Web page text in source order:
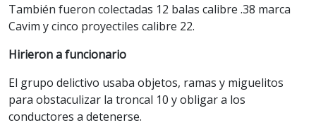
También fueron colectadas 12 balas calibre .38 marca
Cavim y cinco proyectiles calibre 22.
Hirieron a funcionario
El grupo delictivo usaba objetos, ramas y miguelitos
para obstaculizar la troncal 10 y obligar a los
conductores a detenerse.